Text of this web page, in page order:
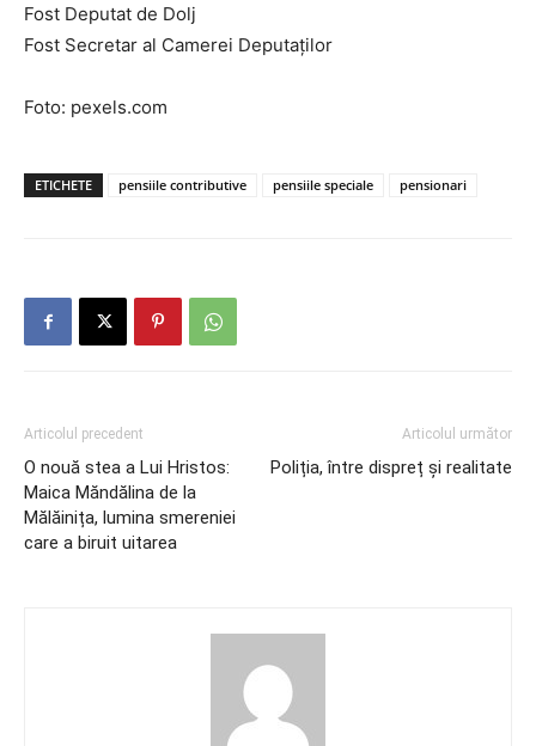
Fost Deputat de Dolj
Fost Secretar al Camerei Deputaților
Foto: pexels.com
ETICHETE pensiile contributive pensiile speciale pensionari
Articolul precedent
O nouă stea a Lui Hristos:
Maica Măndălina de la
Mălăinița, lumina smereniei
care a biruit uitarea
Articolul următor
Poliția, între dispreț și realitate